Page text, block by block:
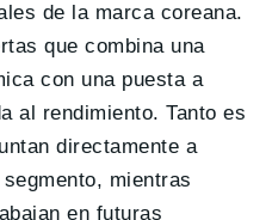
de la marca coreana.
que combina una
con una puesta a
al rendimiento. Tanto es
directamente a
mientras
en futuras